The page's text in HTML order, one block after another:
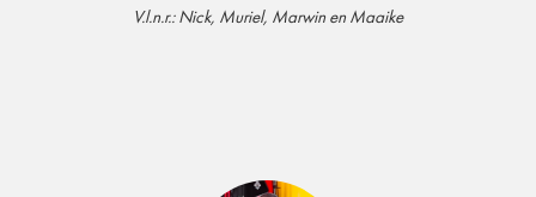
V.l.n.r.: Nick, Muriel, Marwin en Maaike